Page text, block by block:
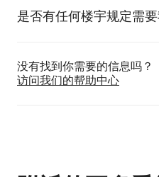
是否有任何楼宇规定需要
没有找到你需要的信息吗？
访问我们的帮助中心